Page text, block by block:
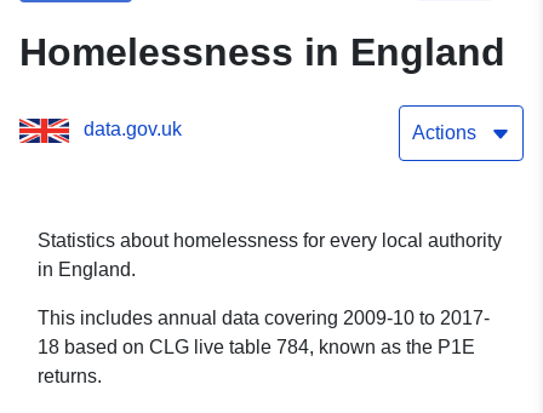
Homelessness in England
data.gov.uk Actions
Statistics about homelessness for every local authority
in England.
This includes annual data covering 2009-10 to 2017-
18 based on CLG live table 784, known as the P1E
returns.